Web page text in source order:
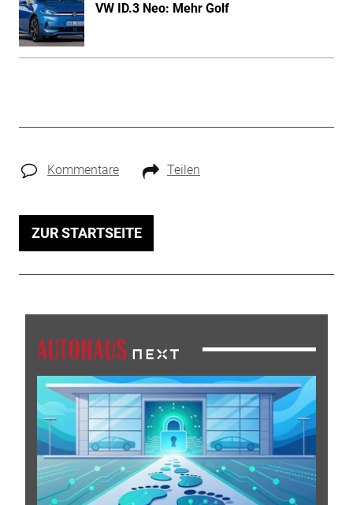
VW ID.3 Neo: Mehr Golf
Kommentare Teilen
ZUR STARTSEITE